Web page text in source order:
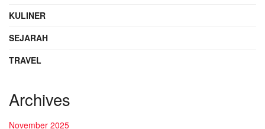
KULINER
SEJARAH
TRAVEL
Archives
November 2025